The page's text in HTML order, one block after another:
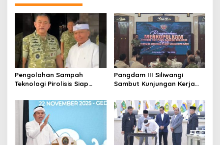
Pengolahan Sampah
Teknologi Pirolisis Siap
Sampah Harian Jawa
Barat
Pangdam III Siliwangi
Sambut Kunjungan Kerja
Perhatian Pemerintah